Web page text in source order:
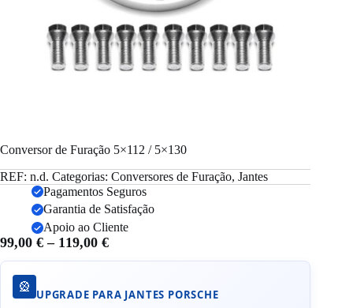
Conversor de Furação 5×112 / 5×130
REF: n.d. Categorias: Conversores de Furação, Jantes
Pagamentos Seguros
Garantia de Satisfação
Apoio ao Cliente
99,00 € – 119,00 €Price
range:
through
🎡 UPGRADE PARA JANTES PORSCHE